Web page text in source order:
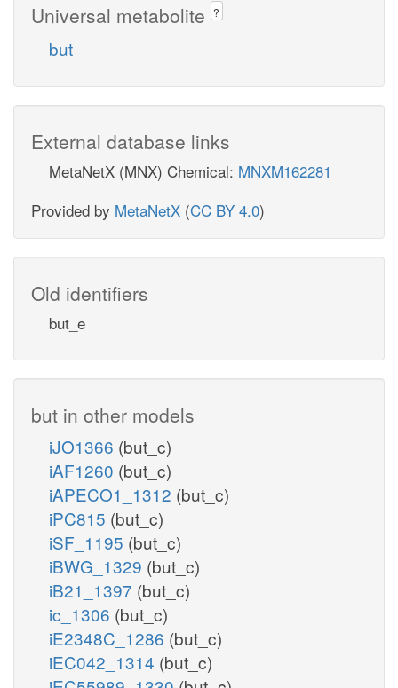
Universal metabolite ?
but
External database links
MetaNetX (MNX) Chemical: MNXM162281
Provided by MetaNetX (CC BY 4.0)
Old identifiers
but_e
but in other models
iJO1366 (but_c)
iAF1260 (but_c)
iAPECO1_1312 (but_c)
iPC815 (but_c)
iSF_1195 (but_c)
iBWG_1329 (but_c)
iB21_1397 (but_c)
ic_1306 (but_c)
iE2348C_1286 (but_c)
iEC042_1314 (but_c)